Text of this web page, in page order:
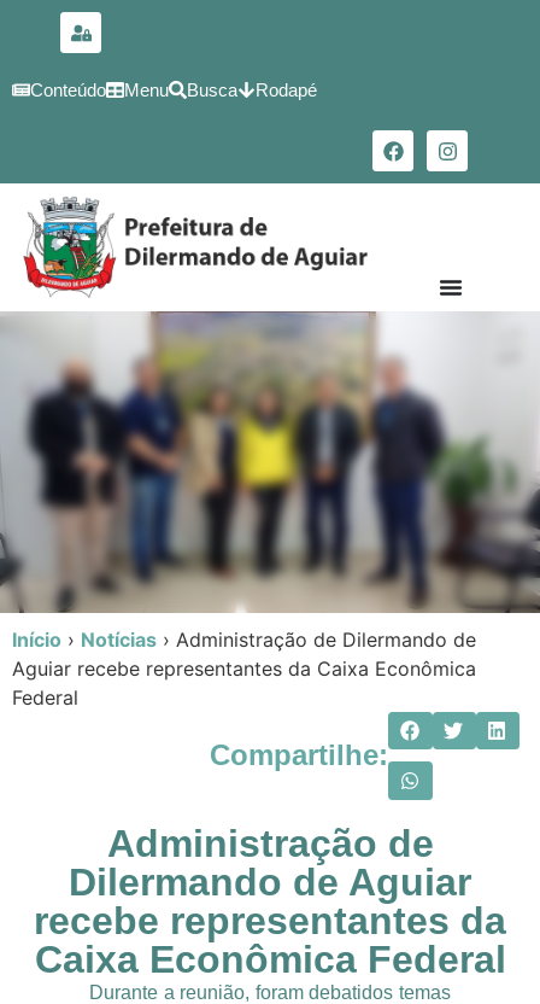
conteúdo
Conteúdo Menu Busca Rodapé
Início › Notícias › Administração de Dilermando de
Aguiar recebe representantes da Caixa Econômica
Federal
Compartilhe:
Administração de
Dilermando de Aguiar
recebe representantes da
Caixa Econômica Federal
Durante a reunião, foram debatidos temas